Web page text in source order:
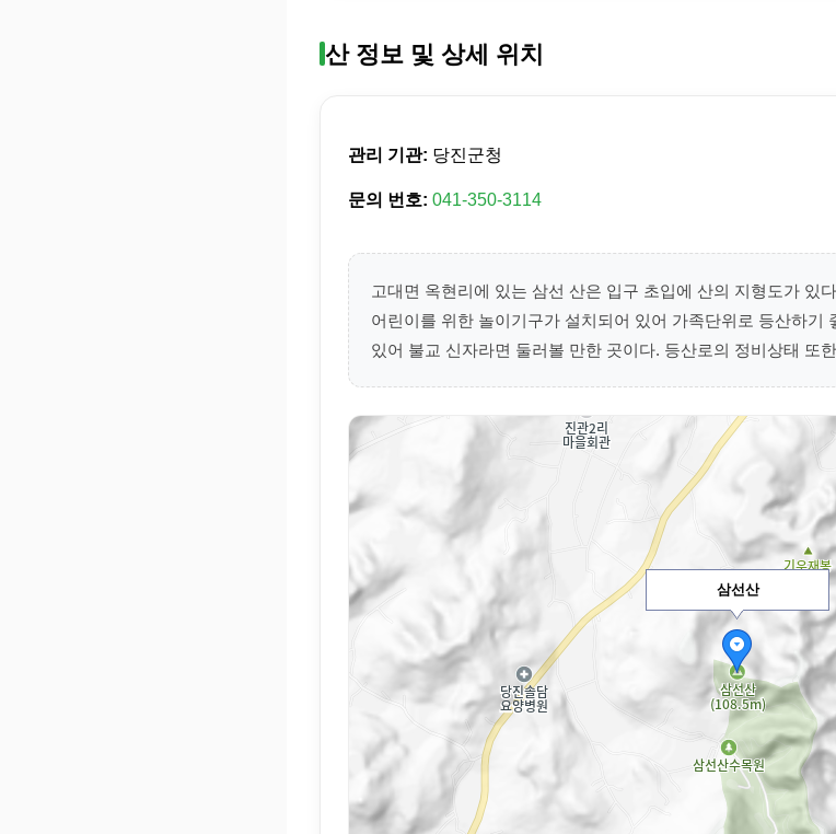
산 정보 및 상세 위치
관리 기관: 당진군청
문의 번호: 041-350-3114
고대면 옥현리에 있는 삼선 산은 입구 초입에 산의 지형도가 있
어린이를 위한 놀이기구가 설치되어 있어 가족단위로 등산하기
있어 불교 신자라면 둘러볼 만한 곳이다. 등산로의 정비상태 또
삼선산